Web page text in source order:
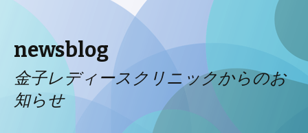
newsblog
金子レディースクリニックからのお
知らせ